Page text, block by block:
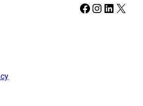
Facebook Instagram LinkedIn X